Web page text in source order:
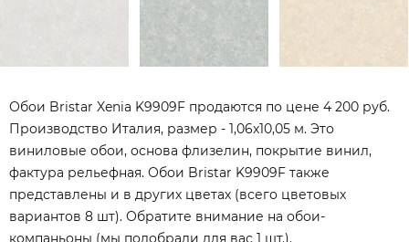
Обои Bristar Xenia K9909F продаются по цене 4 200 руб.
Производство Италия, размер - 1,06x10,05 м. Это
виниловые обои, основа флизелин, покрытие винил,
фактура рельефная. Обои Bristar K9909F также
представлены и в других цветах (всего цветовых
вариантов 8 шт). Обратите внимание на обои-
компаньоны (мы подобрали для вас 1 шт.).